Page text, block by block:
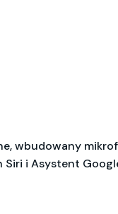
wbudowany
i Asystent